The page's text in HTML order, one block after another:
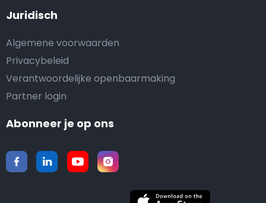
Juridisch
Algemene voorwaarden
Privacybeleid
Verantwoordelijke openbaarmaking
Partner login
Abonneer je op ons